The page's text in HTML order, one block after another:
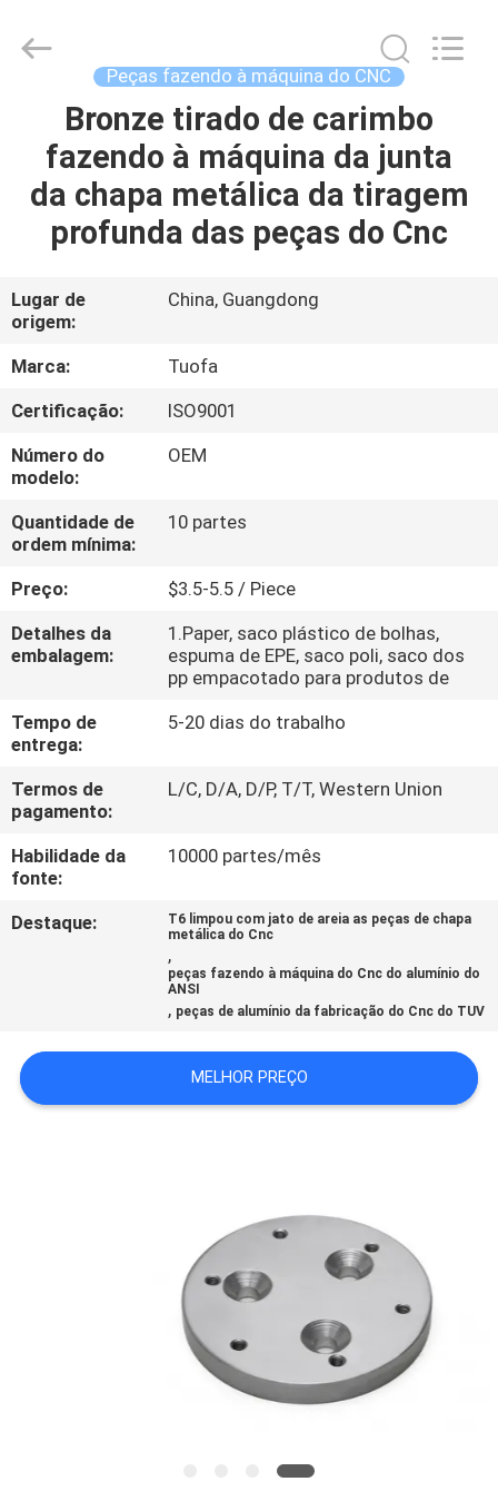
PARA
CASA
PRODUTOS
SOBRE
NÓS
VISITA
À
FÁBRICA
CONTROLE
DE
QUALIDADE
CONTACTE-
NOS
NOTÍCIAS
SOLICITE
UM
ORÇAMENTO
DO
SITE
PRIVACIDADE
Tuofa
Technology
Peças fazendo à máquina do CNC
Bronze tirado de carimbo
fazendo à máquina da junta
da chapa metálica da tiragem
profunda das peças do Cnc
Lugar de
origem:
China, Guangdong
Marca:
Tuofa
Certificação:
ISO9001
Número do
modelo:
OEM
Quantidade de
ordem mínima:
10 partes
Preço:
$3.5-5.5 / Piece
Detalhes da
embalagem:
1.Paper, saco plástico de bolhas,
espuma de EPE, saco poli, saco dos
pp empacotado para produtos de
Tempo de
entrega:
5-20 dias do trabalho
Termos de
pagamento:
L/C, D/A, D/P, T/T, Western Union
Habilidade da
fonte:
10000 partes/mês
Destaque:
T6 limpou com jato de areia as peças de chapa
metálica do Cnc
,
peças fazendo à máquina do Cnc do alumínio do
ANSI
, peças de alumínio da fabricação do Cnc do TUV
MELHOR PREÇO